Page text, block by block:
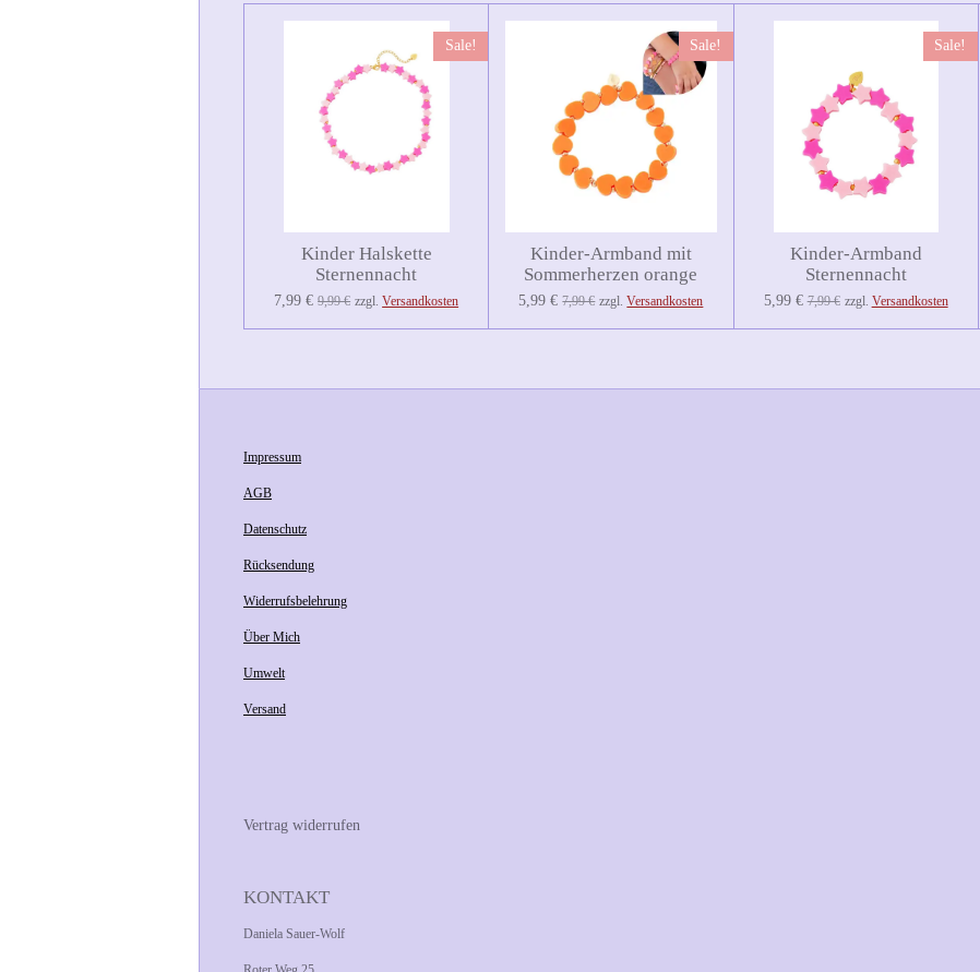
Sale!
Kinder Halskette
Sternennacht
7,99 € 9,99 € zzgl.Versandkosten
Sale!
Kinder-Armband mit
Sommerherzen orange
5,99 € 7,99 € zzgl.Versandkosten
Sale!
Kinder-Armband
Sternennacht
5,99 € 7,99 € zzgl. Versandkosten
Impressum
AGB
Datenschutz
Rücksendung
Widerrufsbelehrung
Über Mich
Umwelt
Versand
Vertrag widerrufen
KONTAKT
Daniela Sauer-Wolf